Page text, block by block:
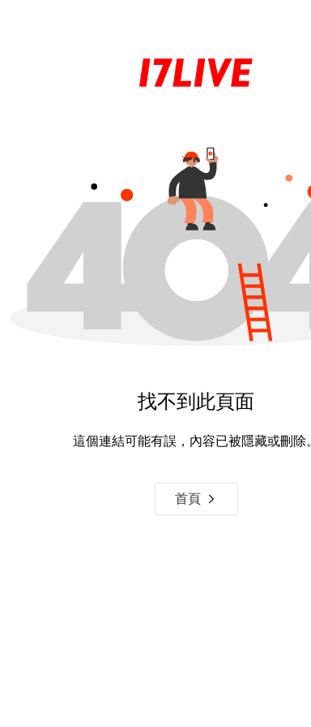
找不到此頁面
這個連結可能有誤，內容已被隱藏或刪除。
首頁